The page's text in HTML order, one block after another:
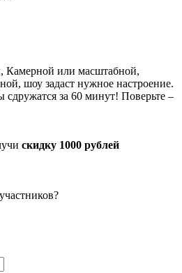
Камерной или масштабной,
шоу задаст нужное настроение.
за 60 минут! Поверьте –
скидку 1000 рублей